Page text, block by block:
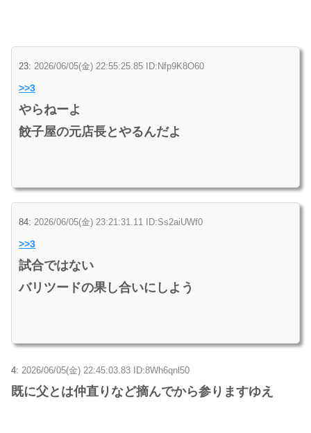
23: 2026/06/05(金) 22:55:25.85 ID:Nfp9K8O60
>>3
やらねーよ
餃子屋の元店長とやるんだよ
84: 2026/06/05(金) 23:21:31.11 ID:Ss2aiUWf0
>>3
試合ではない
バリツードの果し合いにしよう
4: 2026/06/05(金) 22:45:03.83 ID:8Wh6qnl50
既に父とは仲直りなど摘んでから参りますゆえ